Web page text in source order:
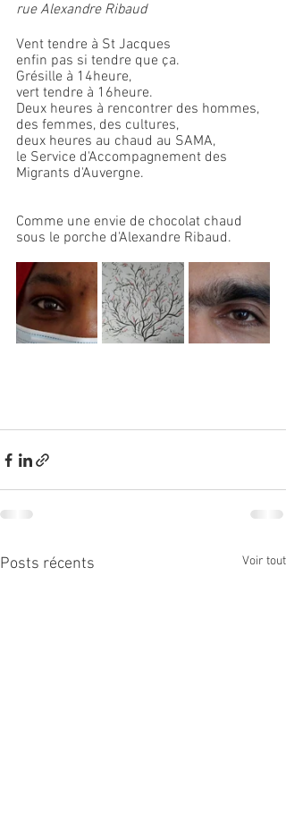
rue Alexandre Ribaud
Vent tendre à St Jacques
enfin pas si tendre que ça.
Grésille à 14heure,
vert tendre à 16heure.
Deux heures à rencontrer des hommes,
des femmes, des cultures,
deux heures au chaud au SAMA,
le Service d'Accompagnement des
Migrants d'Auvergne.
Comme une envie de chocolat chaud
sous le porche d'Alexandre Ribaud.
Posts récents Voir tout